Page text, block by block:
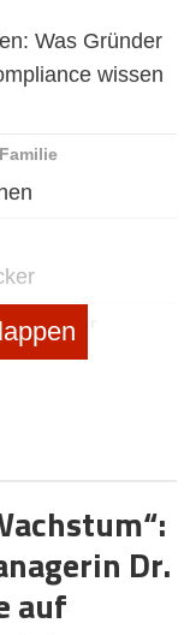
Was Gründer
wissen
Verkehr
die Sportboot-
Dr.
auf